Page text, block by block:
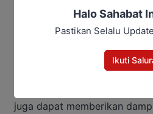
diharapkan dapat
infrastruktur, peningkatan
juga dapat memberikan
Halo Sahabat
Pastikan Selalu
Ikuti